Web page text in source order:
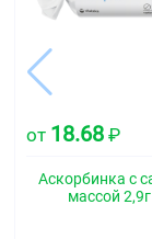
от 18.68 ₽
Аскорбинка с
массой